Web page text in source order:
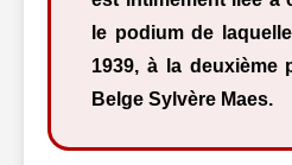
le podium de
1939, à la deuxième
Belge Sylvère Maes.